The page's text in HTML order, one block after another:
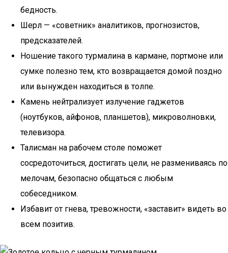
бедность.
Шерл — «советник» аналитиков, прогнозистов,
предсказателей.
Ношение такого турмалина в кармане, портмоне или
сумке полезно тем, кто возвращается домой поздно
или вынужден находиться в толпе.
Камень нейтрализует излучение гаджетов
(ноутбуков, айфонов, планшетов), микроволновки,
телевизора.
Талисман на рабочем столе поможет
сосредоточиться, достигать цели, не размениваясь по
мелочам, безопасно общаться с любым
собеседником.
Избавит от гнева, тревожности, «заставит» видеть во
всем позитив.